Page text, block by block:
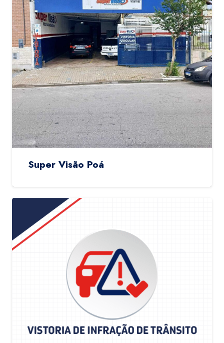
Super Visão Poá